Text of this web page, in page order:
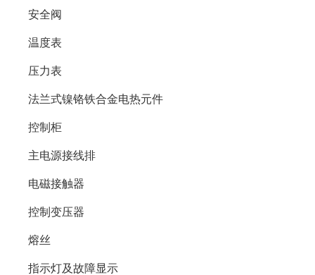
安全阀
温度表
压力表
法兰式镍铬铁合金电热元件
控制柜
主电源接线排
电磁接触器
控制变压器
熔丝
指示灯及故障显示